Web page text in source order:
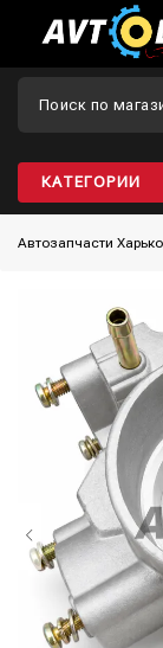
КАТЕГОРИИ
Автозапчасти